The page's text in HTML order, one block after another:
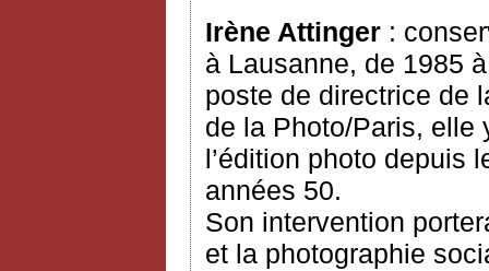
Irène Attinger :
à Lausanne, de 1985
poste de directrice de
de la Photo/Paris, elle
l’édition photo depuis
années 50.
Son intervention
et la photographie